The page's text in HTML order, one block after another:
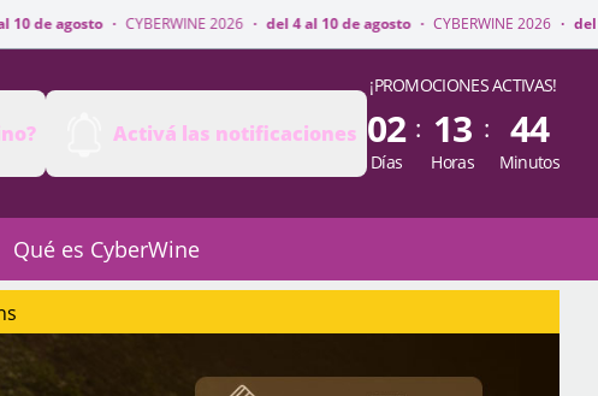
CYBERWINE 2026 · del 4 al 10 de agosto · CYBERWINE 2026 · del 4 al 10 de
Activá las notificaciones
¡PROMOCIONES ACTIVAS!
02
Días
: 13
Horas
: 44
Minutos
Qué es CyberWine